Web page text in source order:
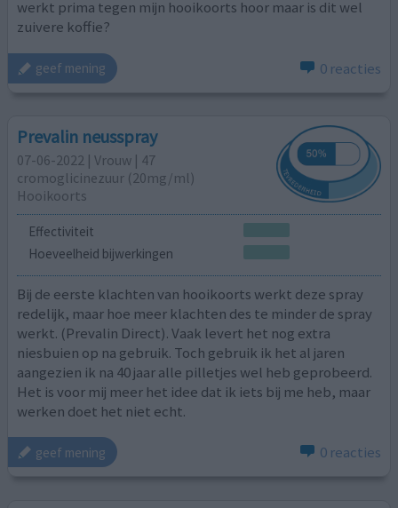
werkt prima tegen mijn hooikoorts hoor maar is dit wel
zuivere koffie?
geef mening 0 reacties
Prevalin neusspray
07-06-2022 | Vrouw | 47
cromoglicinezuur (20mg/ml)
Hooikoorts
Effectiviteit
Hoeveelheid bijwerkingen
Bij de eerste klachten van hooikoorts werkt deze spray
redelijk, maar hoe meer klachten des te minder de spray
werkt. (Prevalin Direct). Vaak levert het nog extra
niesbuien op na gebruik. Toch gebruik ik het al jaren
aangezien ik na 40 jaar alle pilletjes wel heb geprobeerd.
Het is voor mij meer het idee dat ik iets bij me heb, maar
werken doet het niet echt.
geef mening 0 reacties